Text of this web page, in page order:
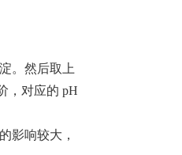
。然后取上
，对应的 pH
影响较大，